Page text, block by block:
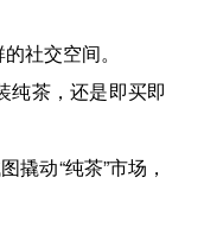
社交空间。
纯茶，还是即买即
撬动“纯茶”市场，